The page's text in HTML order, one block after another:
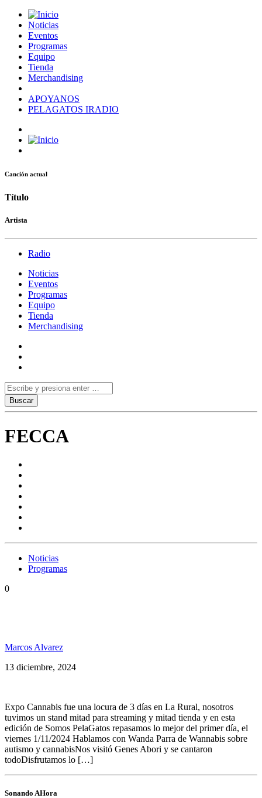
Noticias
Eventos
Programas
Equipo
Tienda
Merchandising
APOYANOS
PELAGATOS IRADIO
Canción actual
Título
Artista
Radio
Noticias
Eventos
Programas
Equipo
Tienda
Merchandising
FECCA
Noticias
Programas
0
Marcos Alvarez
13 diciembre, 2024
Expo Cannabis fue una locura de 3 días en La Rural, nosotros
tuvimos un stand mitad para streaming y mitad tienda y en esta
edición de Somos PelaGatos repasamos lo mejor del primer día, el
viernes 1/11/2024 Hablamos con Wanda Parra de Wannabis sobre
autismo y cannabisNos visitó Genes Abori y se cantaron
todoDisfrutamos lo […]
Sonando AHora